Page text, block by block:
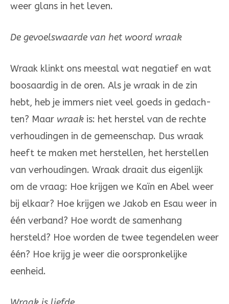
weer glans in het leven.
De gevoelswaarde van het woord wraak
Wraak klinkt ons meestal wat negatief en wat
boosaardig in de oren. Als je wraak in de zin
hebt, heb je immers niet veel goeds in ge­dach­
ten? Maar wraak is: het herstel van de rechte
verhoudingen in de ge­meen­schap. Dus wraak
heeft te maken met herstellen, het her­stellen
van ver­hou­dingen. Wraak draait dus eigenlijk
om de vraag: Hoe krij­gen we Kaïn en Abel weer
bij elkaar? Hoe krijgen we Jakob en Esau weer in
één verband? Hoe wordt de samenhang
hersteld? Hoe wor­den de twee te­gen­delen weer
één? Hoe krijg je weer die oor­spron­ke­lijke
eenheid.